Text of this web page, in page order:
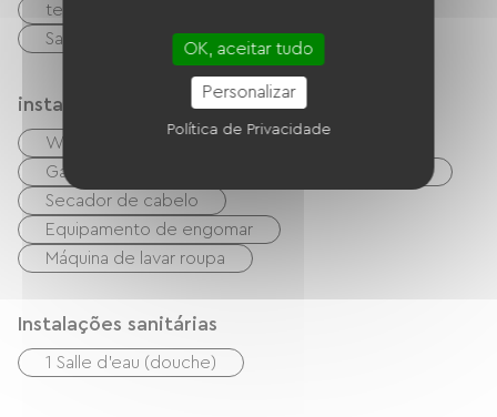
terraço
Sala de estar/Sala de TV
instalações
Wi-Fi grátis
Garden Lounge
Secador de cabelo
Equipamento de engomar
Máquina de lavar roupa
Instalações sanitárias
1 Salle d'eau (douche)
OK, aceitar tudo
Personalizar
Política de Privacidade